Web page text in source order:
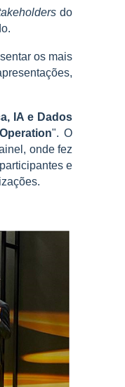
do
os mais
IA e Dados
". O
onde fez
e